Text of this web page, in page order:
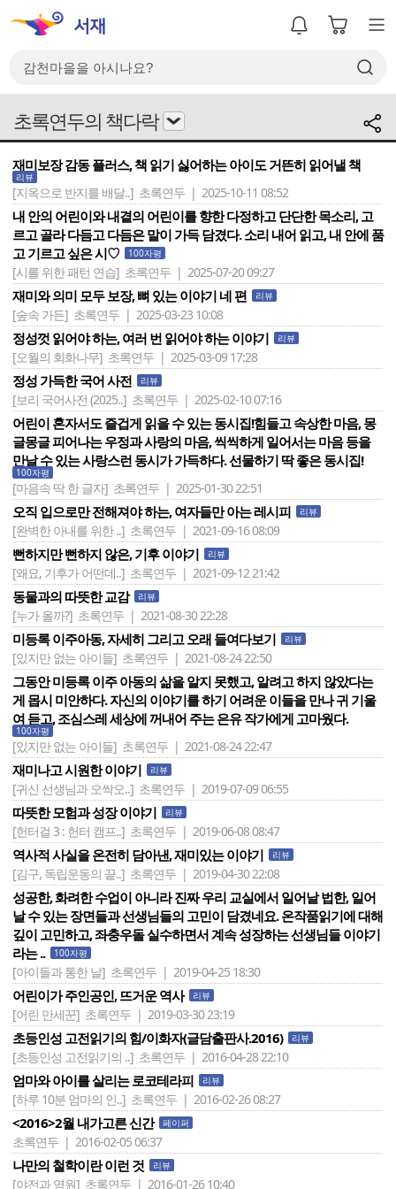
초록연두의 책다락
재미보장 감동 플러스, 책 읽기 싫어하는 아이도 거뜬히 읽어낼 책
리뷰
[지옥으로 반지를 배달..] 초록연두 | 2025-10-11 08:52
내 안의 어린이와 내곁의 어린이를 향한 다정하고 단단한 목소리, 고
르고 골라 다듬고 다듬은 말이 가득 담겼다. 소리 내어 읽고, 내 안에 품
고 기르고 싶은 시♡
100자평
[시를 위한 패턴 연습] 초록연두 | 2025-07-20 09:27
재미와 의미 모두 보장, 뼈 있는 이야기 네 편 리뷰
[숲속 가든] 초록연두 | 2025-03-23 10:08
정성껏 읽어야 하는, 여러 번 읽어야 하는 이야기 리뷰
[오월의 회화나무] 초록연두 | 2025-03-09 17:28
정성 가득한 국어 사전 리뷰
[보리 국어사전 (2025..] 초록연두 | 2025-02-10 07:16
어린이 혼자서도 즐겁게 읽을 수 있는 동시집!힘들고 속상한 마음, 몽
글몽글 피어나는 우정과 사랑의 마음, 씩씩하게 일어서는 마음 등을
만날 수 있는 사랑스런 동시가 가득하다. 선물하기 딱 좋은 동시집!
100자평
[마음속 딱 한 글자] 초록연두 | 2025-01-30 22:51
오직 입으로만 전해져야 하는, 여자들만 아는 레시피 리뷰
[완벽한 아내를 위한 ..] 초록연두 | 2021-09-16 08:09
뻔하지만 뻔하지 않은, 기후 이야기 리뷰
[왜요, 기후가 어떤데..] 초록연두 | 2021-09-12 21:42
동물과의 따뜻한 교감 리뷰
[누가 올까?] 초록연두 | 2021-08-30 22:28
미등록 이주아동, 자세히 그리고 오래 들여다보기 리뷰
[있지만 없는 아이들] 초록연두 | 2021-08-24 22:50
그동안 미등록 이주 아동의 삶을 알지 못했고, 알려고 하지 않았다는
게 몹시 미안하다. 자신의 이야기를 하기 어려운 이들을 만나 귀 기울
여 듣고, 조심스레 세상에 꺼내어 주는 은유 작가에게 고마웠다.
100자평
[있지만 없는 아이들] 초록연두 | 2021-08-24 22:47
재미나고 시원한 이야기 리뷰
[귀신 선생님과 오싹오..] 초록연두 | 2019-07-09 06:55
따뜻한 모험과 성장 이야기 리뷰
[헌터걸 3 : 헌터 캠프..] 초록연두 | 2019-06-08 08:47
역사적 사실을 온전히 담아낸, 재미있는 이야기 리뷰
[김구, 독립운동의 끝..] 초록연두 | 2019-04-30 22:08
성공한, 화려한 수업이 아니라 진짜 우리 교실에서 일어날 법한, 일어
날 수 있는 장면들과 선생님들의 고민이 담겼네요. 온작품읽기에 대해
깊이 고민하고, 좌충우돌 실수하면서 계속 성장하는 선생님들 이야기
라는 ..
100자평
[아이들과 통한 날] 초록연두 | 2019-04-25 18:30
어린이가 주인공인, 뜨거운 역사 리뷰
[어린 만세꾼] 초록연두 | 2019-03-30 23:19
초등인성 고전읽기의 힘/이화자(글담출판사.2016) 리뷰
[초등인성 고전읽기의 ..] 초록연두 | 2016-04-28 22:10
엄마와 아이를 살리는 로코테라피 리뷰
[하루 10분 엄마의 인..] 초록연두 | 2016-02-26 08:27
<2016>2월 내가고른 신간 페이퍼
초록연두 | 2016-02-05 06:37
나만의 철학이란 이런 것 리뷰
[야전과 영원] 초록연두 | 2016-01-26 10:40